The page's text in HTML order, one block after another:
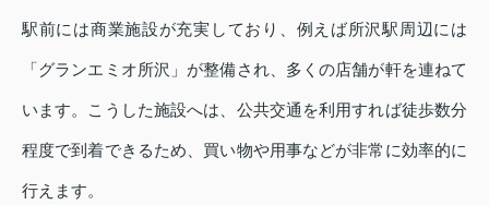
駅前には商業施設が充実しており、例えば所沢駅周辺には
「グランエミオ所沢」が整備され、多くの店舗が軒を連ねて
います。こうした施設へは、公共交通を利用すれば徒歩数分
程度で到着できるため、買い物や用事などが非常に効率的に
行えます。